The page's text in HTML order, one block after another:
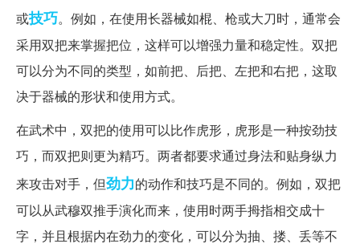
或技巧。例如，在使用长器械如棍、枪或大刀时，通常会
采用双把来掌握把位，这样可以增强力量和稳定性。双把
可以分为不同的类型，如前把、后把、左把和右把，这取
决于器械的形状和使用方式。
在武术中，双把的使用可以比作虎形，虎形是一种按劲技
巧，而双把则更为精巧。两者都要求通过身法和贴身纵力
来攻击对手，但劲力的动作和技巧是不同的。例如，双把
可以从武穆双推手演化而来，使用时两手拇指相交成十
字，并且根据内在劲力的变化，可以分为抽、搂、丢等不